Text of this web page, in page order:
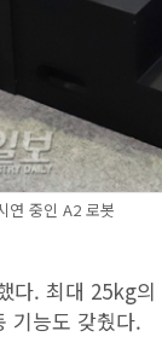
연 중인 A2 로봇
다. 최대 25kg
기능도 갖췄다.